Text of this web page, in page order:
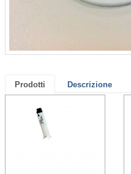
Prodotti Descrizione